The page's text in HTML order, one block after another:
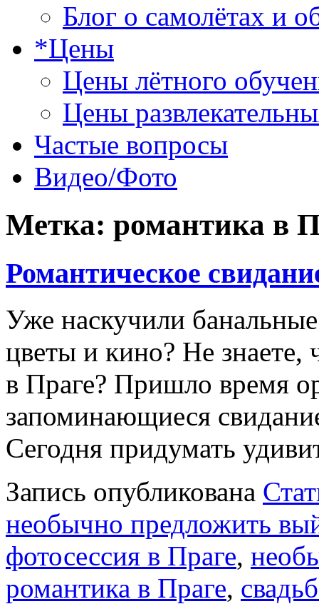
Блог о самолётах и
*Цены
Цены лётного
Цены
Частые вопросы
Видео/Фото
Метка: романтика в
Романтическое
Уже наскучили
цветы и кино? Не знаете,
в Праге? Пришло время
запоминающиеся
Сегодня придумать
Запись опубликована
необычно предложить
фотосессия в Праге,
романтика в Праге,